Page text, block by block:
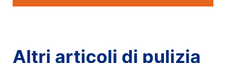
Altri articoli di pulizia